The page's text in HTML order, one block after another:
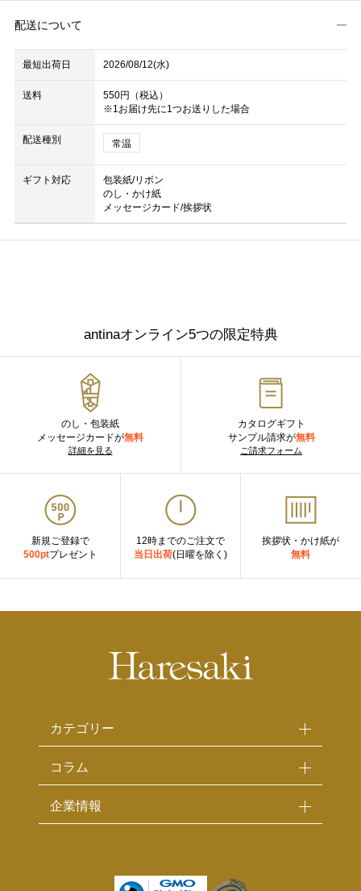
配送について
最短出荷日 2026/08/12(水)
送料
550円（税込）
※1お届け先に1つお送りした場合
配送種別 常温
ギフト対応
包装紙/リボン
のし・かけ紙
メッセージカード/挨拶状
antinaオンライン5つの限定特典
のし・包装紙
メッセージカードが無料
詳細を見る
カタログギフト
サンプル請求が無料
ご請求フォーム
新規ご登録で
500ptプレゼント
12時までのご注文で
当日出荷(日曜を除く)
挨拶状・かけ紙が
無料
カテゴリー
コラム
企業情報